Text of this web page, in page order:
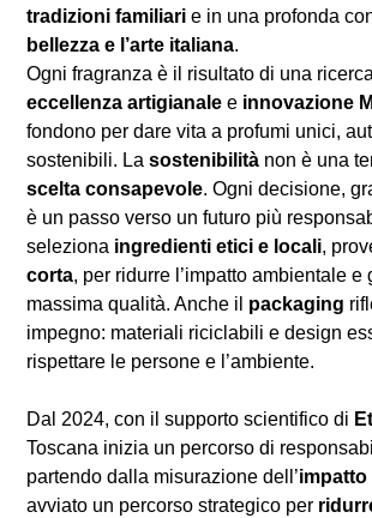
tradizioni familiari e in una profonda
bellezza e l’arte italiana.
Ogni fragranza è il risultato di una
eccellenza artigianale e innovazione
fondono per dare vita a profumi unici,
sostenibili. La sostenibilità non è una
scelta consapevole. Ogni decisione,
è un passo verso un futuro più
seleziona ingredienti etici e locali,
corta, per ridurre l’impatto ambientale e
massima qualità. Anche il packaging
impegno: materiali riciclabili e design
rispettare le persone e l’ambiente.
Dal 2024, con il supporto scientifico di
Toscana inizia un percorso di
partendo dalla misurazione dell’
avviato un percorso strategico per